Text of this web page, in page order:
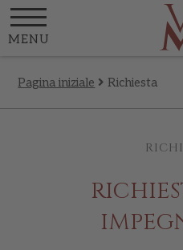
MENU
Pagina iniziale Richiesta